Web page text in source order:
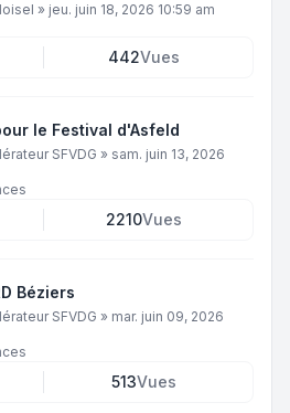
» jeu. juin 18, 2026 10:59 am
442Vues
le Festival d'Asfeld
SFVDG » sam. juin 13, 2026
2210Vues
Béziers
SFVDG » mar. juin 09, 2026
513Vues